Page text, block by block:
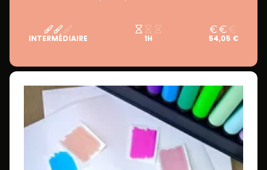
INTERMÉDIAIRE 1H 54,05 €